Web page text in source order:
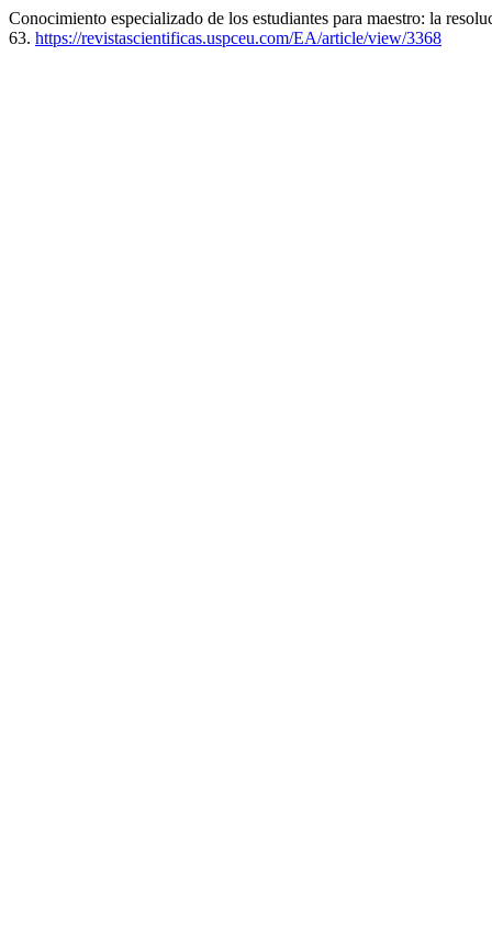
Conocimiento especializado de los estudiantes para maestro: la
63. https://revistascientificas.uspceu.com/EA/article/view/3368